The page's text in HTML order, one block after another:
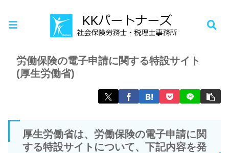
お知らせ
労働保険の電子申請に関する特設サイト
(厚生労働省)
厚生労働省は、労働保険の電子申請に関
する特設サイトについて、下記内容を発